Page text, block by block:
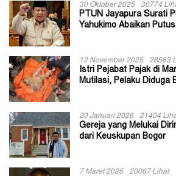
30 Oktober 2025 30774
PTUN Jayapura Surati
Yahukimo Abaikan
12 November 2025 28563
Istri Pejabat Pajak di
Mutilasi, Pelaku Diduga
20 Januari 2026 21404
Gereja yang Melukai
dari Keuskupan Bogor
7 Maret 2026 20067 Lihat